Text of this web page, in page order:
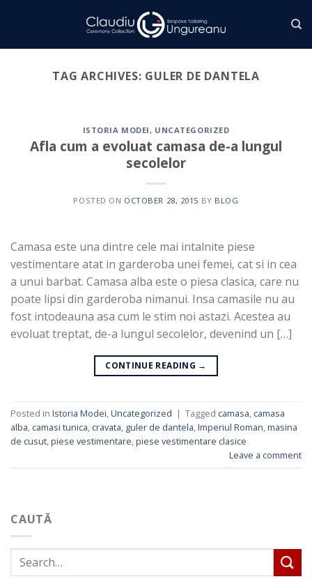
TAG ARCHIVES: GULER DE DANTELA
CAUTĂ
ISTORIA MODEI, UNCATEGORIZED
Afla cum a evoluat camasa de-a lungul
secolelor
POSTED ON OCTOBER 28, 2015 BY BLOG
Camasa este una dintre cele mai intalnite piese
vestimentare atat in garderoba unei femei, cat si in cea
a unui barbat. Camasa alba este o piesa clasica, care nu
poate lipsi din garderoba nimanui. Insa camasile nu au
fost intodeauna asa cum le stim noi astazi. Acestea au
evoluat treptat, de-a lungul secolelor, devenind un […]
CONTINUE READING →
Posted in Istoria Modei,Uncategorized | Tagged camasa, camasa
alba, camasi tunica, cravata, guler de dantela,Imperiul Roman,masina
de cusut,piese vestimentare,piese vestimentare clasice
Leave a comment